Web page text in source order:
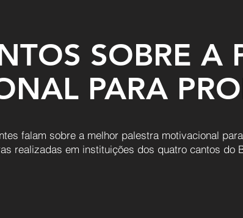
SOBRE A
PARA
falam sobre a melhor palestra motivacional
realizadas em instituições dos quatro cantos do